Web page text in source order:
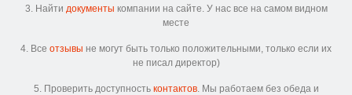
3. Найти документы компании на сайте. У нас все на самом видном
месте
4. Все отзывы не могут быть только положительными, только если их
не писал директор)
5. Проверить доступность контактов. Мы работаем без обеда и